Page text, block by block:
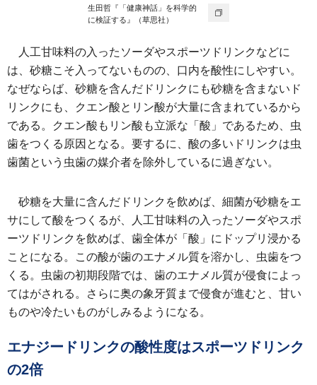
生田哲『「健康神話」を科学的
に検証する』（草思社）
人工甘味料の入ったソーダやスポーツドリンクなどに
は、砂糖こそ入ってないものの、口内を酸性にしやすい。
なぜならば、砂糖を含んだドリンクにも砂糖を含まないド
リンクにも、クエン酸とリン酸が大量に含まれているから
である。クエン酸もリン酸も立派な「酸」であるため、虫
歯をつくる原因となる。要するに、酸の多いドリンクは虫
歯菌という虫歯の媒介者を除外しているに過ぎない。
砂糖を大量に含んだドリンクを飲めば、細菌が砂糖をエ
サにして酸をつくるが、人工甘味料の入ったソーダやスポ
ーツドリンクを飲めば、歯全体が「酸」にドップリ浸かる
ことになる。この酸が歯のエナメル質を溶かし、虫歯をつ
くる。虫歯の初期段階では、歯のエナメル質が侵食によっ
てはがされる。さらに奥の象牙質まで侵食が進むと、甘い
ものや冷たいものがしみるようになる。
エナジードリンクの酸性度はスポーツドリンク
の2倍